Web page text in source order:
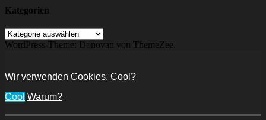
Kategorien
Kategorien
WordPress-Theme: Donovan von ThemeZee.
Wir verwenden Cookies. Cool?
Cool Warum?